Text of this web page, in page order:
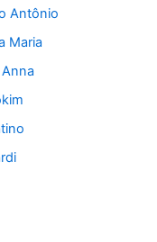
Antônio
Maria